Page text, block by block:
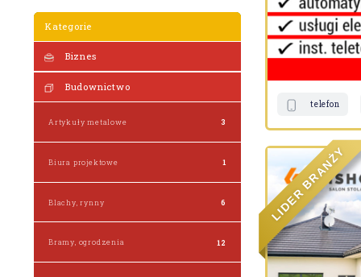
Kategorie
Biznes
Budownictwo
Artykuły metalowe 3
Biura projektowe 1
Blachy, rynny 6
Bramy, ogrodzenia 12
telefon
LI
DER
B
RAN
Ż
Y